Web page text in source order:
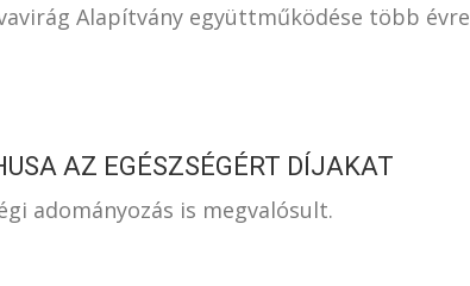
Alapítvány együttműködése több évre
AZ EGÉSZSÉGÉRT DÍJAKAT
adományozás is megvalósult.